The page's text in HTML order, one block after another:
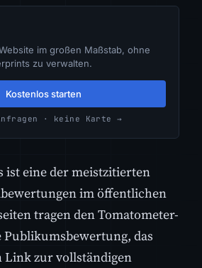
im großen Maßstab, ohne
zu verwalten.
Kostenlos starten
· keine Karte →
ist eine der meistzitierten
im öffentlichen
tragen den Tomatometer-
das
Link zur vollständigen